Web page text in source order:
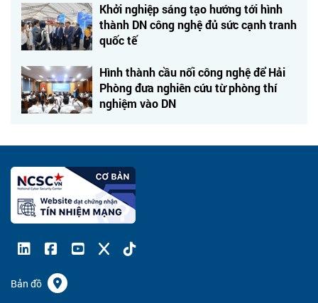
Khởi nghiệp sáng tạo hướng tới hình
thành DN công nghệ đủ sức cạnh tranh
quốc tế
Hình thành cầu nối công nghệ để Hải
Phòng đưa nghiên cứu từ phòng thí
nghiệm vào DN
Bản đồ